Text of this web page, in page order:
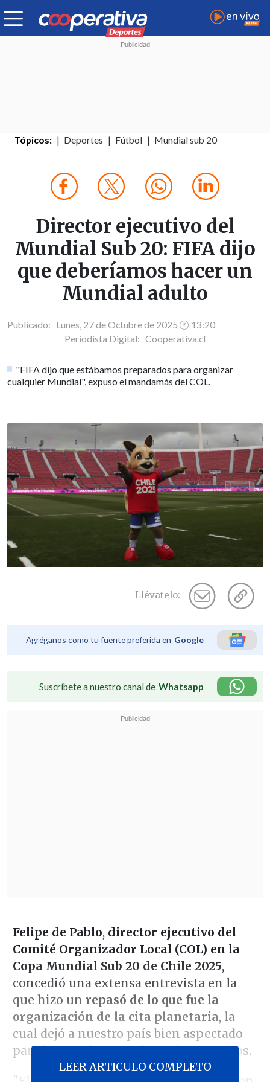
Tópicos: Deportes Fútbol Mundial sub 20
Director ejecutivo del
Mundial Sub 20: FIFA dijo
que deberíamos hacer un
Mundial adulto
Publicado: Lunes, 27 de Octubre de 2025 🕐 13:20
Periodista Digital: Cooperativa.cl
"FIFA dijo que estábamos preparados para organizar
cualquier Mundial", expuso el mandamás del COL.
Llévatelo:
Agréganos como tu fuente preferida en Google
Suscríbete a nuestro canal de Whatsapp
Felipe de Pablo, director ejecutivo del
Comité Organizador Local (COL) en la
Copa Mundial Sub 20 de Chile 2025,
concedió una extensa entrevista en la
que hizo un repasó de lo que fue la
organización de la cita planetaria, la
cual dejó a nuestro país bien aspectado
para la FIFA de cara a los próximos años.
LEER ARTICULO COMPLETO